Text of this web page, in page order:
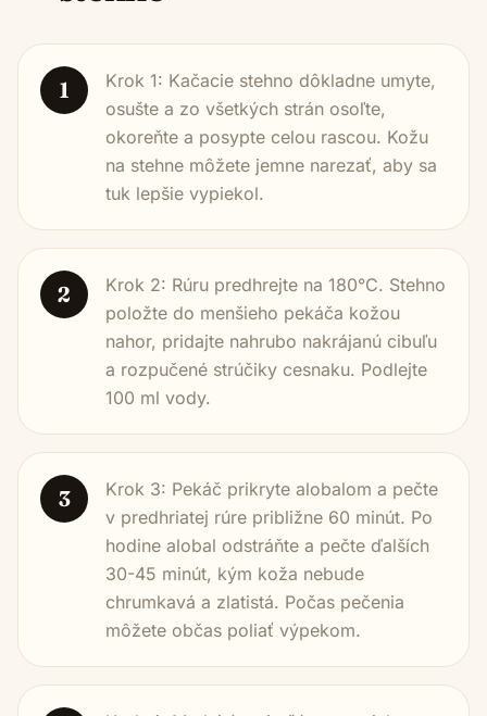
1
Krok 1: Kačacie stehno dôkladne umyte,
osušte a zo všetkých strán osoľte,
okoreňte a posypte celou rascou. Kožu
na stehne môžete jemne narezať, aby sa
tuk lepšie vypiekol.
2
Krok 2: Rúru predhrejte na 180°C. Stehno
položte do menšieho pekáča kožou
nahor, pridajte nahrubo nakrájanú cibuľu
a rozpučené strúčiky cesnaku. Podlejte
100 ml vody.
3
Krok 3: Pekáč prikryte alobalom a pečte
v predhriatej rúre približne 60 minút. Po
hodine alobal odstráňte a pečte ďalších
30-45 minút, kým koža nebude
chrumkavá a zlatistá. Počas pečenia
môžete občas poliať výpekom.